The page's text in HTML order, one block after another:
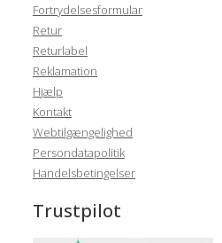
Fortrydelsesformular
Retur
Returlabel
Reklamation
Hjælp
Kontakt
Webtilgængelighed
Persondatapolitik
Handelsbetingelser
Trustpilot